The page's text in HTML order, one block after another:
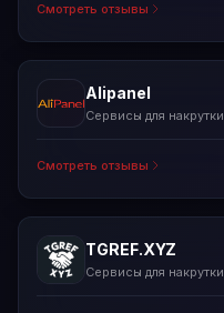
Смотреть отзывы
Alipanel
Сервисы для накрутки
Смотреть отзывы
TGREF.XYZ
Сервисы для накрутки